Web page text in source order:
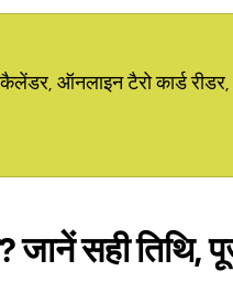
ऑनलाइन टैरो कार्ड
सही तिथि,